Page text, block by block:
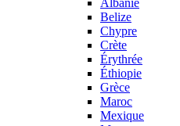
Albanie
Belize
Chypre
Crète
Érythrée
Éthiopie
Grèce
Maroc
Mexique